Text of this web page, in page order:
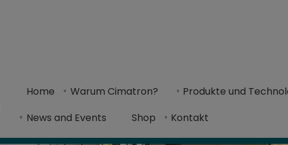
Home Warum Cimatron? Produkte und
News and Events
Shop Kontakt
> Cimatron Viewer
Konstruktions- und Prozessprüfungen